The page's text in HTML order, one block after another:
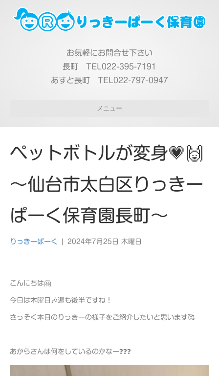
お気軽にお問合せ下さい
長町 TEL022-395-7191
あすと長町 TEL022-797-0947
メニュー
ペットボトルが変身💗🙌
～仙台市太白区りっきー
ぱーく保育園長町～
りっきーぱーく 2024年7月25日 木曜日
こんにちは🤗
今日は木曜日🎶週も後半ですね！
さっそく本日のりっきーの様子をご紹介したいと思います🥰
あからさんは何をしているのかなー❓❓❓